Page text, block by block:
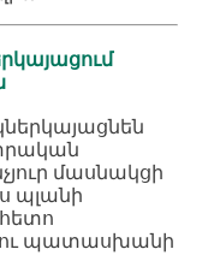
մասնակցի
պլանի
ու պատասխանի